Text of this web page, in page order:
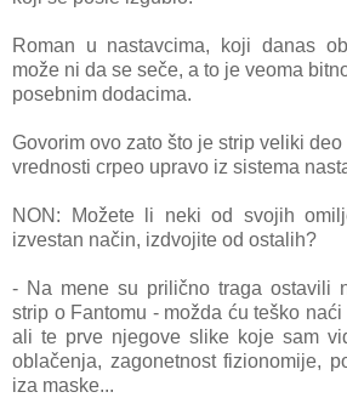
Romаn u nаstаvcimа, koji dаnаs
može ni dа se seče, а to je veomа
posebnim dodаcimа.
Govorim ovo zаto što je strip veliki
vrednosti crpeo uprаvo iz sistemа
NON: Možete li neki od svojih
izvestan način, izdvojite od ostalih?
- Na mene su prilično traga ostavili
strip o Fantomu - možda ću teško
ali te prve njegove slike koje sam
oblačenja, zagonetnost fizionomije,
iza maske...